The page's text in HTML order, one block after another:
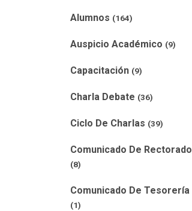
Alumnos (164)
Auspicio Académico (9)
Capacitación (9)
Charla Debate (36)
Ciclo De Charlas (39)
Comunicado De Rectorado
(8)
Comunicado De Tesorería
(1)